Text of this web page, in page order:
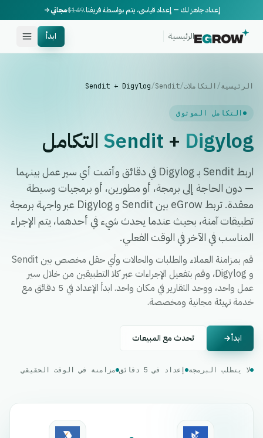
إعداد جاهز لك — إعداد قياسي، يتم بواسطة فريقنا.$149مجاني
الرئيسية ابدأ
الرئيسية/ التكاملات/
Sendit
/
Sendit + Digylog
التكامل الموثوق
Sendit + Digylog التكامل
اربط Sendit بـ Digylog في دقائق وأتمت أي سير عمل بينهما
— دون الحاجة إلى برمجة، أو مطورين، أو برمجيات وسيطة
معقدة. تربط eGrow بين Sendit و Digylog عبر واجهة برمجة
تطبيقات آمنة، بحيث عندما يحدث شيء في أحدهما، يتم الإجراء
المناسب في الآخر في الوقت الفعلي.
قم بمزامنة العملاء والطلبات والحالات وأي حقل مخصص بين Sendit
و Digylog، وقم بتفعيل الإجراءات عبر كلا التطبيقين من خلال سير
عمل واحد، ووحد التقارير في مكان واحد. ابدأ الإعداد في 5 دقائق مع
خدمة تهيئة مجانية ومخصصة.
ابدأ تحدث مع المبيعات
لا يتطلب البرمجة إعداد في 5 دقائق مزامنة في الوقت الحقيقي